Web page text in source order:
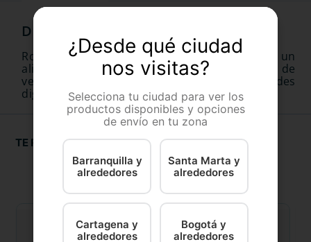
Royal Canin Gastrointestinal Low Fat es un
alimento húmedo para perros exclusivo de
veterinaria para perros con sensibilidades
digestivas a largo o corto plazo.
TE RECOMENDAMOS
¿Desde qué ciudad
nos visitas?
Selecciona tu ciudad para ver los
productos disponibles y opciones
de envío en tu zona
Barranquilla y
alrededores
Santa Marta y
alrededores
Cartagena y
alrededores
Bogotá y
alrededores